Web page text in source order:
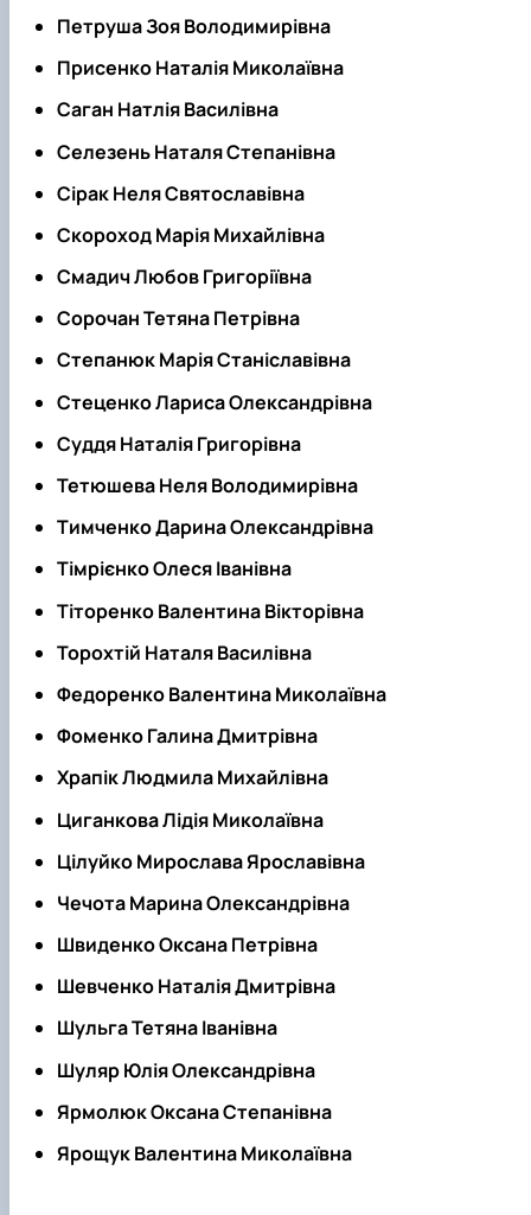
Петруша Зоя Володимирівна
Присенко Наталія Миколаївна
Саган Натлія Василівна
Селезень Наталя Степанівна
Сірак Неля Святославівна
Скороход Марія Михайлівна
Смадич Любов Григоріївна
Сорочан Тетяна Петрівна
Степанюк Марія Станіславівна
Стеценко Лариса Олександрівна
Суддя Наталія Григорівна
Тетюшева Неля Володимирівна
Тимченко Дарина Олександрівна
Тімрієнко Олеся Іванівна
Тіторенко Валентина Вікторівна
Торохтій Наталя Василівна
Федоренко Валентина Миколаївна
Фоменко Галина Дмитрівна
Храпік Людмила Михайлівна
Циганкова Лідія Миколаївна
Цілуйко Мирослава Ярославівна
Чечота Марина Олександрівна
Швиденко Оксана Петрівна
Шевченко Наталія Дмитрівна
Шульга Тетяна Іванівна
Шуляр Юлія Олександрівна
Ярмолюк Оксана Степанівна
Ярощук Валентина Миколаївна